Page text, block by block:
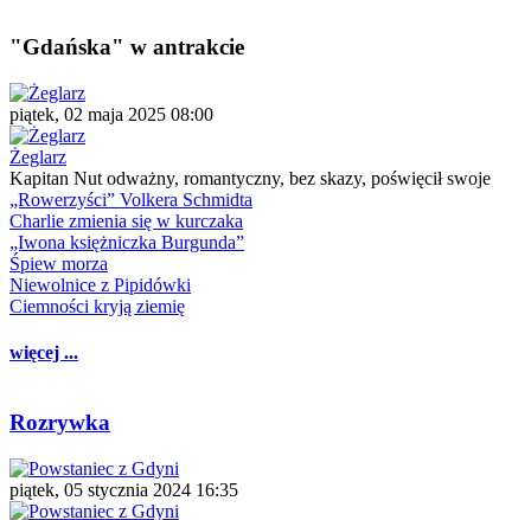
"Gdańska" w antrakcie
piątek, 02 maja 2025 08:00
Żeglarz
Kapitan Nut odważny, romantyczny, bez skazy, poświęcił swoje
„Rowerzyści” Volkera Schmidta
Charlie zmienia się w kurczaka
„Iwona księżniczka Burgunda”
Śpiew morza
Niewolnice z Pipidówki
Ciemności kryją ziemię
więcej ...
Rozrywka
piątek, 05 stycznia 2024 16:35